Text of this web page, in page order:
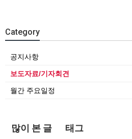
Category
공지사항
보도자료/기자회견
월간 주요일정
많이 본 글 태그